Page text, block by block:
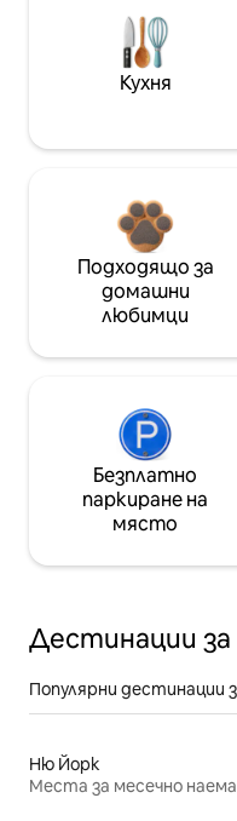
Кухня
Подходящо за
домашни
любимци
Безплатно
паркиране на
място
Дестинации за
Популярни дестинации
Ню Йорк
Места за месечно